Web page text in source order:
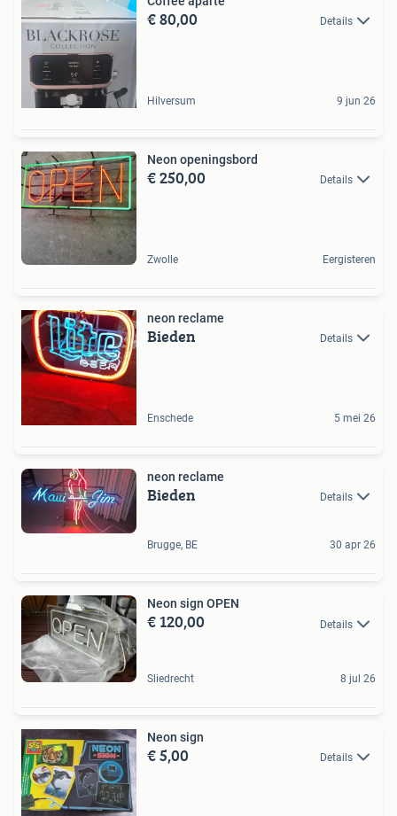
€ 80,00 Details
Hilversum 9 jun 26
Neon openingsbord
€ 250,00 Details
Zwolle Eergisteren
neon reclame
Bieden Details
Enschede 5 mei 26
neon reclame
Bieden Details
Brugge, BE 30 apr 26
Neon sign OPEN
€ 120,00 Details
Sliedrecht 8 jul 26
Neon sign
€ 5,00 Details